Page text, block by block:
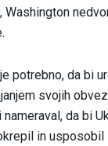
potrebno, da bi
svojih
da bi
in